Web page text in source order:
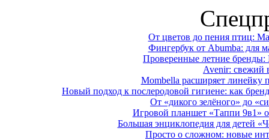
От цветов до пения птиц:
Фингербук от Abumba: для
Проверенные летние
Avenir: свежий
Mombella расширяет линейку
Новый подход к послеродовой гигиене: как
От «дикого зелёного» до
Игровой планшет «Таппи 9в1»
Большая энциклопедия для детей
Просто о сложном: новые